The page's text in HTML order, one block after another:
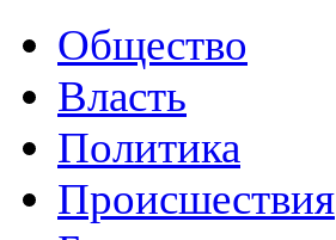
Общество
Власть
Политика
Происшествия